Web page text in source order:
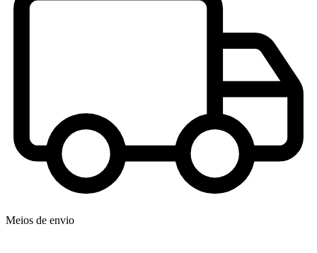
Meios de envio